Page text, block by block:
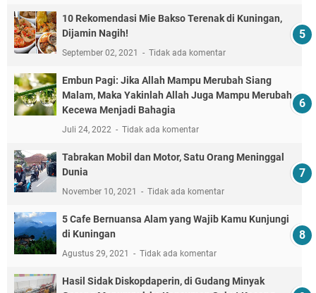
10 Rekomendasi Mie Bakso Terenak di Kuningan,
Dijamin Nagih!
September 02, 2021 Tidak ada komentar
Embun Pagi: Jika Allah Mampu Merubah Siang
Malam, Maka Yakinlah Allah Juga Mampu Merubah
Kecewa Menjadi Bahagia
Juli 24, 2022 Tidak ada komentar
Tabrakan Mobil dan Motor, Satu Orang Meninggal
Dunia
November 10, 2021 Tidak ada komentar
5 Cafe Bernuansa Alam yang Wajib Kamu Kunjungi
di Kuningan
Agustus 29, 2021 Tidak ada komentar
Hasil Sidak Diskopdaperin, di Gudang Minyak